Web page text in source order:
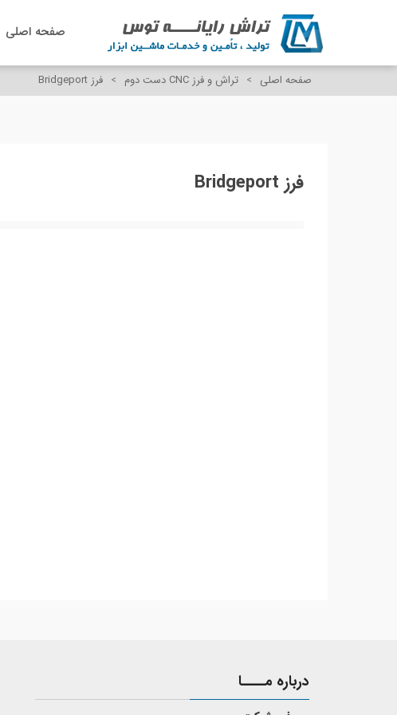
صفحه اصلی
صفحه اصلی > تراش و فرز CNC دست دوم > فرز Bridgeport
فرز Bridgeport
درباره مــــا